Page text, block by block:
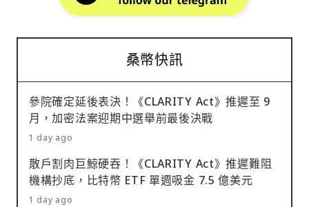
桑幣快訊
參院確定延後表決！《CLARITY Act》推遲至 9
月，加密法案迎期中選舉前最後決戰
1 day ago
散戶割肉巨鯨硬吞！《CLARITY Act》推遲難阻
機構抄底，比特幣 ETF 單週吸金 7.5 億美元
1 day ago